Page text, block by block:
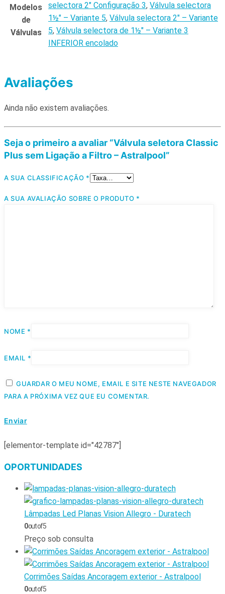
Modelos
de
Válvulas
selectora 2" Configuração 3, Válvula selectora
1½" – Variante 5, Válvula selectora 2" – Variante
5, Válvula selectora de 1½" – Variante 3
INFERIOR encolado
Avaliações
Ainda não existem avaliações.
Seja o primeiro a avaliar “Válvula seletora Classic
Plus sem Ligação a Filtro – Astralpool”
A SUA CLASSIFICAÇÃO *
A SUA AVALIAÇÃO SOBRE O PRODUTO *
NOME *
EMAIL *
GUARDAR O MEU NOME, EMAIL E SITE NESTE NAVEGADOR
PARA A PRÓXIMA VEZ QUE EU COMENTAR.
[elementor-template id="42787"]
OPORTUNIDADES
Lâmpadas Led Planas Vision Allegro - Duratech
0out of 5
Preço sob consulta
Corrimões Saídas Ancoragem exterior - Astralpool
0out of 5